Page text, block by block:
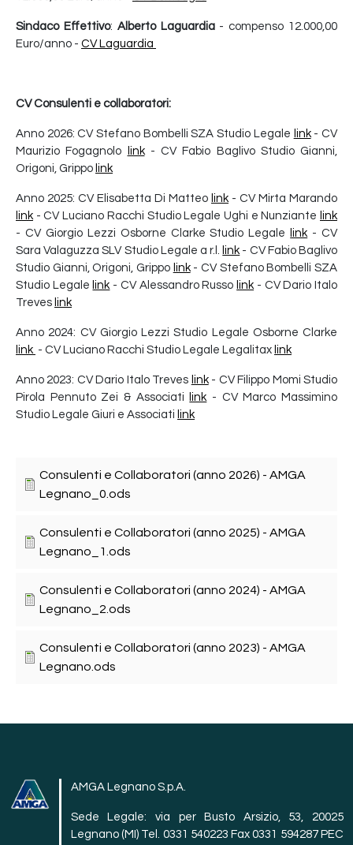
Sindaco Effettivo: Alberto Laguardia - compenso 12.000,00
Euro/anno - CV Laguardia
CV Consulenti e collaboratori:
Anno 2026: CV Stefano Bombelli SZA Studio Legale link- CV
Maurizio Fogagnolo
link- CV Fabio Baglivo Studio Gianni,
Origoni, Grippo link
Anno 2025: CV Elisabetta Di Matteo link- CV Mirta Marando
link- CV Luciano Racchi Studio Legale Ughi e Nunziante link
- CV Giorgio Lezzi Osborne Clarke Studio Legale
link- CV
Sara Valaguzza SLV Studio Legale a r.l. link- CV Fabio Baglivo
Studio Gianni, Origoni, Grippo link- CV Stefano Bombelli SZA
Studio Legale link- CV Alessandro Russo link- CV Dario Italo
Treves link
Anno 2024: CV Giorgio Lezzi Studio Legale Osborne Clarke
link - CV Luciano Racchi Studio Legale Legalitax link
Anno 2023: CV Dario Italo Treves link- CV Filippo Momi Studio
Pirola Pennuto Zei & Associati
link- CV Marco Massimino
Studio Legale Giuri e Associati link
Consulenti e Collaboratori (anno 2026) - AMGA
Legnano_0.ods
Consulenti e Collaboratori (anno 2025) - AMGA
Legnano_1.ods
Consulenti e Collaboratori (anno 2024) - AMGA
Legnano_2.ods
Consulenti e Collaboratori (anno 2023) - AMGA
Legnano.ods
AMGA Legnano S.p.A.
Sede Legale: via per Busto Arsizio, 53, 20025
Legnano (MI) Tel. 0331 540223 Fax 0331 594287 PEC